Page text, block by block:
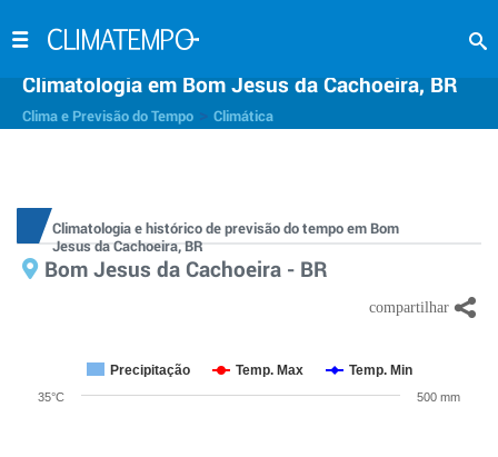
Climatologia em Bom Jesus da Cachoeira, BR
Clima e Previsão do Tempo Climática
Climatologia e histórico de previsão do tempo em Bom
Jesus da Cachoeira, BR
Bom Jesus da Cachoeira - BR
Precipitação Temp. Max Temp. Min
35°C 500 mm